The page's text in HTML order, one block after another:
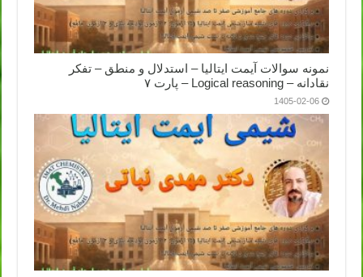
نمونه سوالات آیمت ایتالیا – استدلال و منطق – تفکر
نقادانه – Logical reasoning – پارت ۷
1405-02-06